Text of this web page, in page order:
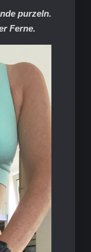
purzeln.
Ferne.